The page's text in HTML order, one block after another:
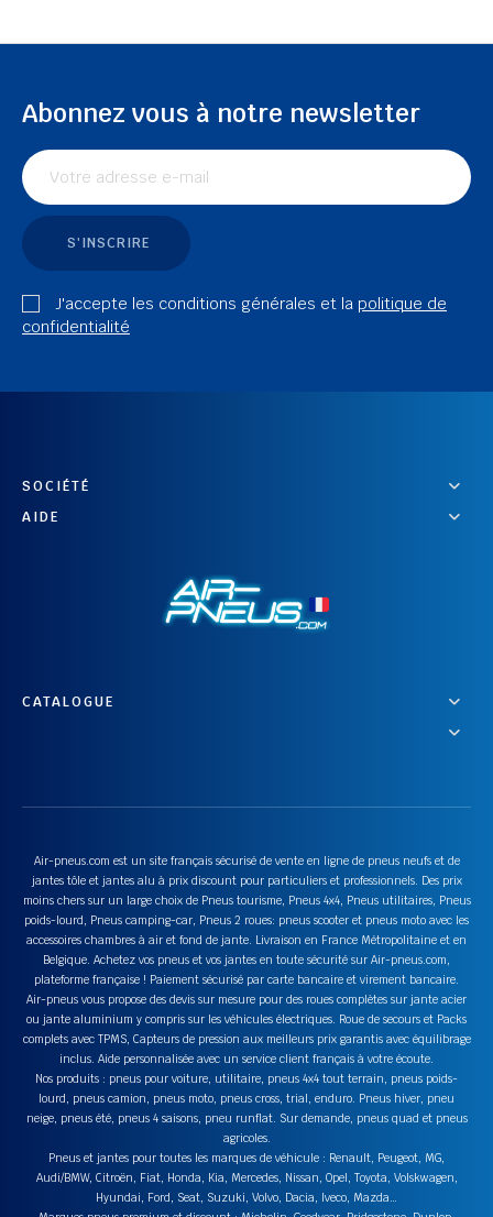
Abonnez vous à notre newsletter
S'INSCRIRE
J'accepte les conditions générales et la politique de
confidentialité
SOCIÉTÉ
AIDE
CATALOGUE
Air-pneus.com est un site français sécurisé de vente en ligne de pneus neufs et de
jantes tôle et jantes alu à prix discount pour particuliers et professionnels. Des prix
moins chers sur un large choix de Pneus tourisme, Pneus 4x4, Pneus utilitaires, Pneus
poids-lourd, Pneus camping-car, Pneus 2 roues: pneus scooter et pneus moto avec les
accessoires chambres à air et fond de jante. Livraison en France Métropolitaine et en
Belgique. Achetez vos pneus et vos jantes en toute sécurité sur Air-pneus.com,
plateforme française ! Paiement sécurisé par carte bancaire et virement bancaire.
Air-pneus vous propose des devis sur mesure pour des roues complètes sur jante acier
ou jante aluminium y compris sur les véhicules électriques. Roue de secours et Packs
complets avec TPMS, Capteurs de pression aux meilleurs prix garantis avec équilibrage
inclus. Aide personnalisée avec un service client français à votre écoute.
Nos produits : pneus pour voiture, utilitaire, pneus 4x4 tout terrain, pneus poids-
lourd, pneus camion, pneus moto, pneus cross, trial, enduro. Pneus hiver, pneu
neige, pneus été, pneus 4 saisons, pneu runflat. Sur demande, pneus quad et pneus
agricoles.
Pneus et jantes pour toutes les marques de véhicule : Renault, Peugeot, MG,
Audi/BMW, Citroën, Fiat, Honda, Kia, Mercedes, Nissan, Opel, Toyota, Volskwagen,
Hyundai, Ford, Seat, Suzuki, Volvo, Dacia, Iveco, Mazda…